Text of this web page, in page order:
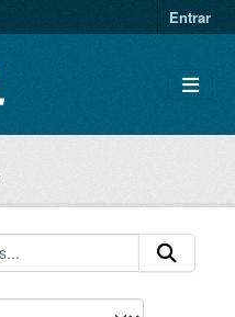
Entrar